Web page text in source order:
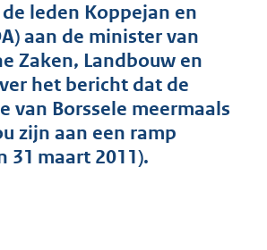
d
s
g
r
o
t
t
leden Koppejan en
aan de minister van
Zaken, Landbouw en
het bericht dat de
van Borssele meermaals
zijn aan een ramp
31 maart 2011).